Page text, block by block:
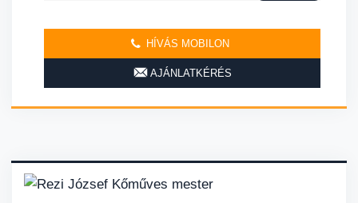
HÍVÁS MOBILON
AJÁNLATKÉRÉS